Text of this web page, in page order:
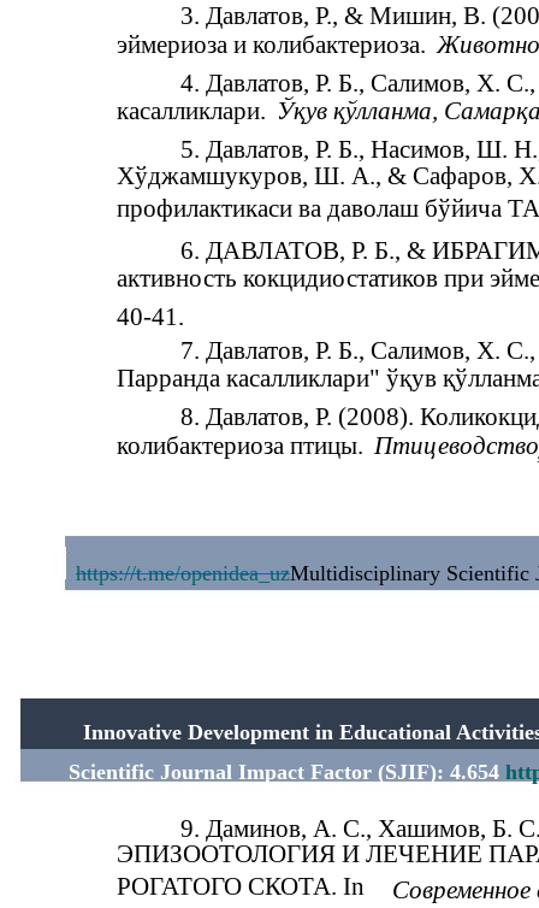
https://t.me/openidea_uzMultidisciplinary Scientific
3. Давлатов, Р., & Мишин, В.
эймериоза и колибактериоза.
4. Давлатов, Р. Б., Салимов, Х.
касалликлари. Ўқув қўлланма,
5. Давлатов, Р. Б., Насимов, Ш.
Хўджамшукуров, Ш. А., & Сафаров, Х.
профилактикаси ва даволаш бўйича
6. ДАВЛАТОВ, Р. Б., &
активность кокцидиостатиков при
40-41.
7. Давлатов, Р. Б., Салимов, Х.
Парранда касалликлари" ўқув
8. Давлатов, Р. (2008).
колибактериоза птицы. Птицеводство
Innovative Development in Educational
Scientific Journal Impact Factor (SJIF): 4.654
9. Даминов, А. С., Хашимов, Б.
ЭПИЗООТОЛОГИЯ И ЛЕЧЕНИЕ
РОГАТОГО СКОТА. In